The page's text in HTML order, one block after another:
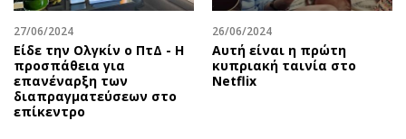
27/06/2024
Είδε την Ολγκίν ο ΠτΔ - Η
προσπάθεια για
επανέναρξη των
διαπραγματεύσεων στο
επίκεντρο
26/06/2024
Αυτή είναι η πρώτη
κυπριακή ταινία στο
Netflix